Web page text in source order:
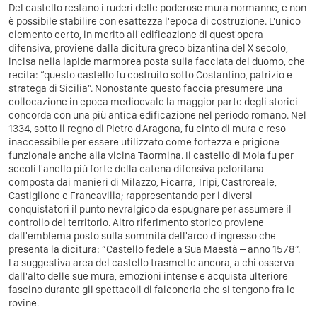
Del castello restano i ruderi delle poderose mura normanne, e non
è possibile stabilire con esattezza l'epoca di costruzione. L'unico
elemento certo, in merito all'edificazione di quest'opera
difensiva, proviene dalla dicitura greco bizantina del X secolo,
incisa nella lapide marmorea posta sulla facciata del duomo, che
recita: “questo castello fu costruito sotto Costantino, patrizio e
stratega di Sicilia”. Nonostante questo faccia presumere una
collocazione in epoca medioevale la maggior parte degli storici
concorda con una più antica edificazione nel periodo romano. Nel
1334, sotto il regno di Pietro d'Aragona, fu cinto di mura e reso
inaccessibile per essere utilizzato come fortezza e prigione
funzionale anche alla vicina Taormina. Il castello di Mola fu per
secoli l'anello più forte della catena difensiva peloritana
composta dai manieri di Milazzo, Ficarra, Tripi, Castroreale,
Castiglione e Francavilla; rappresentando per i diversi
conquistatori il punto nevralgico da espugnare per assumere il
controllo del territorio. Altro riferimento storico proviene
dall'emblema posto sulla sommità dell'arco d'ingresso che
presenta la dicitura: “Castello fedele a Sua Maestà – anno 1578”.
La suggestiva area del castello trasmette ancora, a chi osserva
dall'alto delle sue mura, emozioni intense e acquista ulteriore
fascino durante gli spettacoli di falconeria che si tengono fra le
rovine.